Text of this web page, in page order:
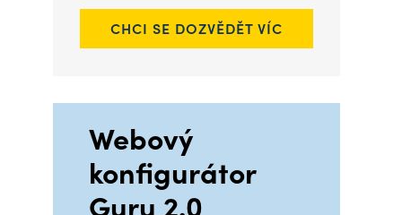
CHCI SE DOZVĚDĚT VÍC
Webový
konfigurátor
Guru 2.0